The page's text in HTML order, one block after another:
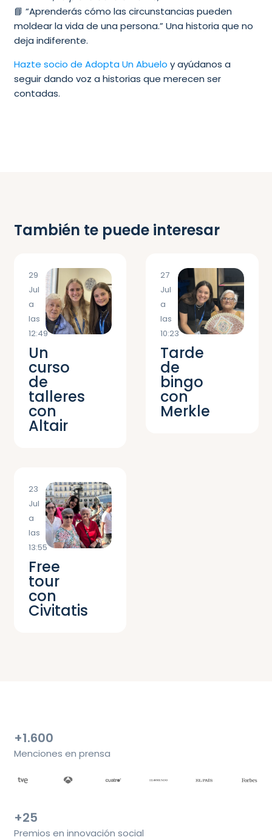
📘 “Aprenderás cómo las circunstancias pueden
moldear la vida de una persona.” Una historia que no
deja indiferente.
Hazte socio de Adopta Un Abuelo y ayúdanos a
seguir dando voz a historias que merecen ser
contadas.
También te puede interesar
29
Jul
a
las
12:49
Un
curso
de
talleres
con
Altair
27
Jul
a
las
10:23
Tarde
de
bingo
con
Merkle
23
Jul
a
las
13:55
Free
tour
con
Civitatis
+1.600
Menciones en prensa
+25
Premios en innovación social